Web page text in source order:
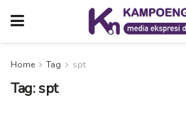
Home Tag spt
Tag:spt